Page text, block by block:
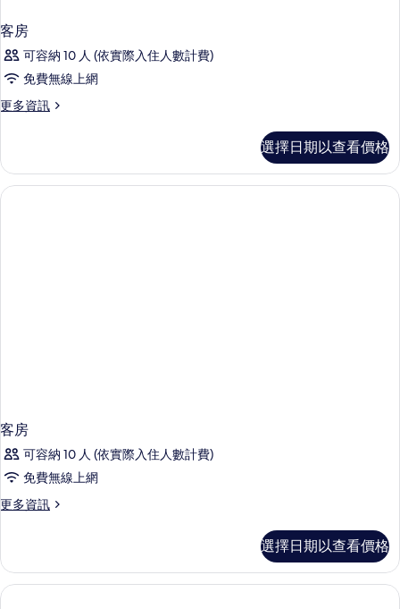
客房
可容納 10 人 (依實際入住人數計費)
免費無線上網
更多資訊
更
的
詳
情
選擇日期以查看價格
客房
可容納 10 人 (依實際入住人數計費)
免費無線上網
更多資訊
更
的
詳
情
選擇日期以查看價格